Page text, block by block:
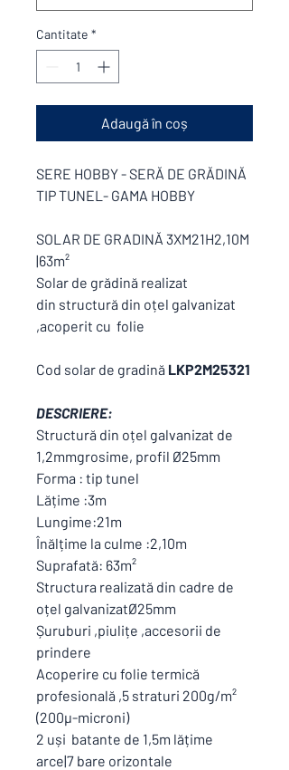
Cantitate *
Adaugă în coș
SERE HOBBY - SERĂ DE GRĂDINĂ
TIP TUNEL- GAMA HOBBY
SOLAR DE GRADINĂ 3XM21H2,10M
|63m²
Solar de grădină realizat
din structură din oțel galvanizat
,acoperit cu folie
Cod solar de gradină LKP2M25321
DESCRIERE:
Structură din oțel galvanizat de
1,2mmgrosime, profil Ø25mm
Forma : tip tunel
Lățime :3m
Lungime:21m
Înălțime la culme :2,10m
Suprafată: 63m²
Structura realizată din cadre de
oțel galvanizatØ25mm
Șuruburi ,piulițe ,accesorii de
prindere
Acoperire cu folie termică
profesională ,5 straturi 200g/m²
(200µ-microni)
2 uși batante de 1,5m lățime
arce|7 bare orizontale